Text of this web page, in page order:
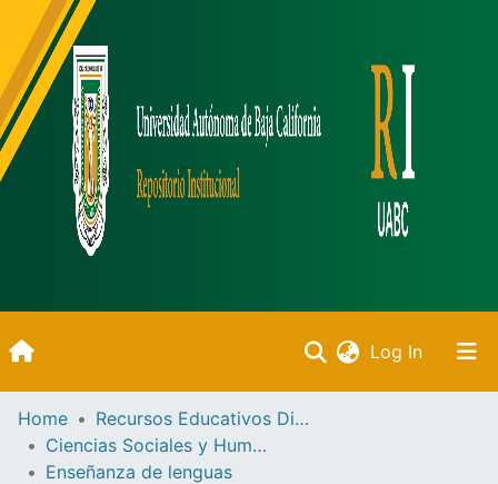
Log In(current)
Inicio
Communities & Collections
Home
Recursos Educativos Digitales
Ciencias Sociales y Humanidades
Enseñanza de lenguas